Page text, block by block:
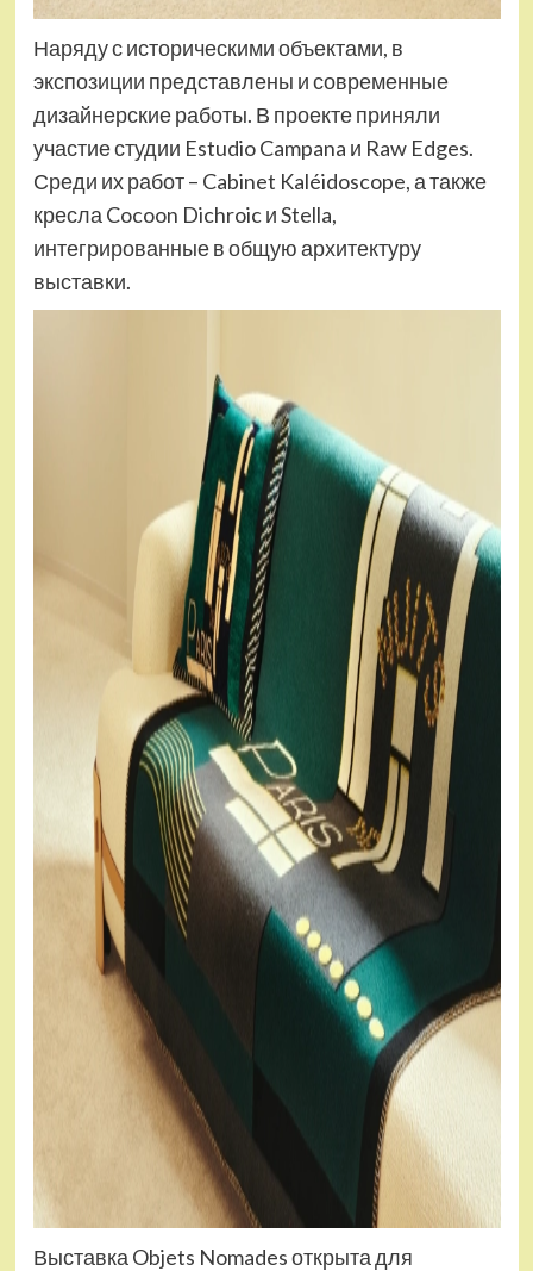
Наряду с историческими объектами, в
экспозиции представлены и современные
дизайнерские работы. В проекте приняли
участие студии Estudio Campana и Raw Edges.
Среди их работ – Cabinet Kaléidoscope, а также
кресла Cocoon Dichroic и Stella,
интегрированные в общую архитектуру
выставки.
Выставка Objets Nomades открыта для